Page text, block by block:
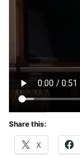
Share this:
X